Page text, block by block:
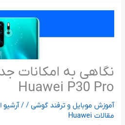
نگاهی به امکانات
Huawei P30 Pro
آموزش موبایل و ترفند گوشی /
/ آرشیو
مقالات Huawei